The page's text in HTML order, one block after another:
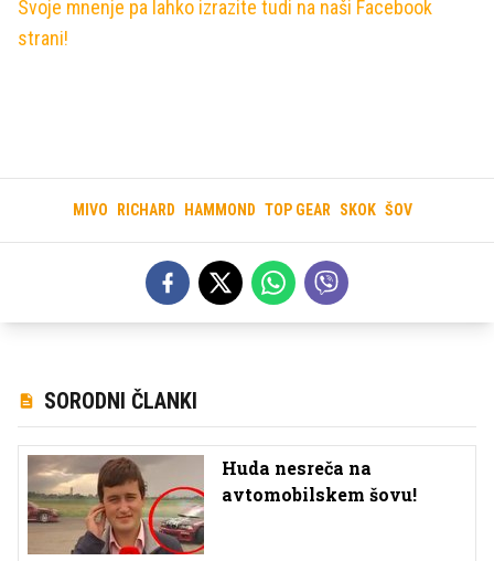
Svoje mnenje pa lahko izrazite tudi na naši Facebook
strani!
MIVO RICHARD HAMMOND TOP GEAR SKOK ŠOV
SORODNI ČLANKI
Huda nesreča na
avtomobilskem šovu!